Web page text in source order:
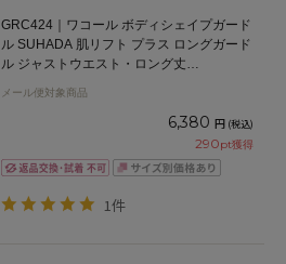
GRC424｜ワコール ボディシェイプガード
ル SUHADA 肌リフト プラス ロングガード
ル ジャストウエスト・ロング丈
メール便対象商品
6,380 円 (税込)
290pt獲得
1件